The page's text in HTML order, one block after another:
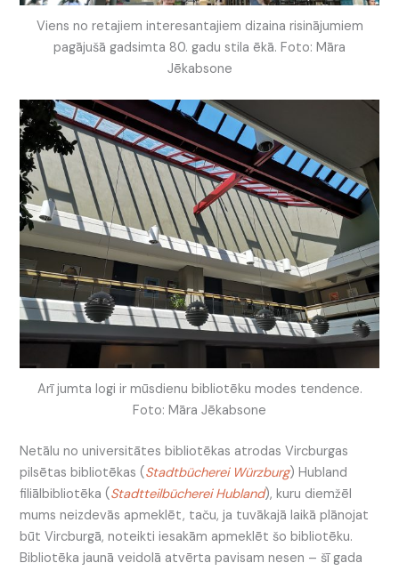
Viens no retajiem interesantajiem dizaina risinājumiem
pagājušā gadsimta 80. gadu stila ēkā. Foto: Māra
Jēkabsone
Arī jumta logi ir mūsdienu bibliotēku modes tendence.
Foto: Māra Jēkabsone
Netālu no universitātes bibliotēkas atrodas Vircburgas
pilsētas bibliotēkas (Stadtbücherei Würzburg) Hubland
filiālbibliotēka (Stadtteilbücherei Hubland), kuru diemžēl
mums neizdevās apmeklēt, taču, ja tuvākajā laikā plānojat
būt Vircburgā, noteikti iesakām apmeklēt šo bibliotēku.
Bibliotēka jaunā veidolā atvērta pavisam nesen – šī gada